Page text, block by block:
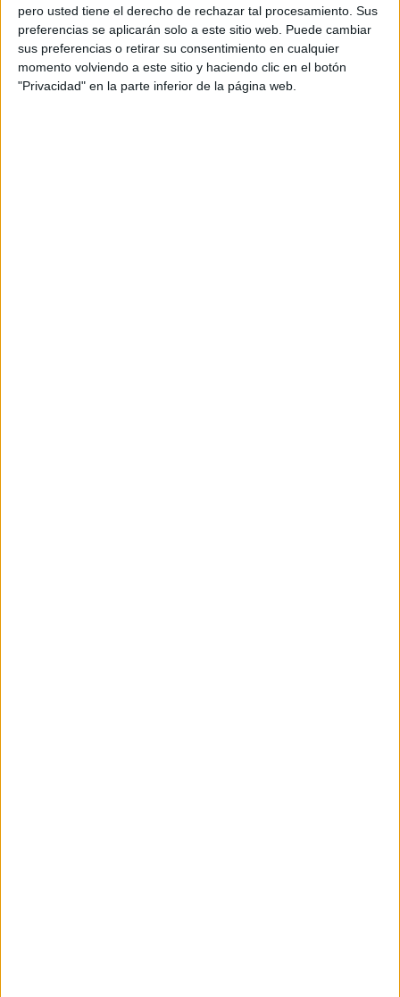
pero usted tiene el derecho de rechazar tal procesamiento. Sus
preferencias se aplicarán solo a este sitio web. Puede cambiar
sus preferencias o retirar su consentimiento en cualquier
momento volviendo a este sitio y haciendo clic en el botón
"Privacidad" en la parte inferior de la página web.